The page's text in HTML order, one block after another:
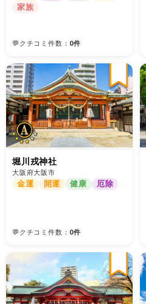
家族
💬クチコミ件数： 0件
堀川戎神社
大阪府大阪市
金運 開運 健康 厄除
💬クチコミ件数： 0件